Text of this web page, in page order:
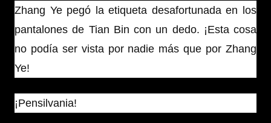
Zhang Ye pegó la etiqueta desafortunada en los
pantalones de Tian Bin con un dedo. ¡Esta cosa
no podía ser vista por nadie más que por Zhang
Ye!
¡Pensilvania!